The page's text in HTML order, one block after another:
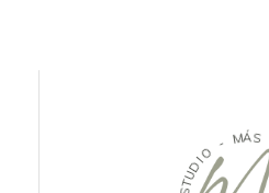
- MÁ
E
S
T
UD
I O